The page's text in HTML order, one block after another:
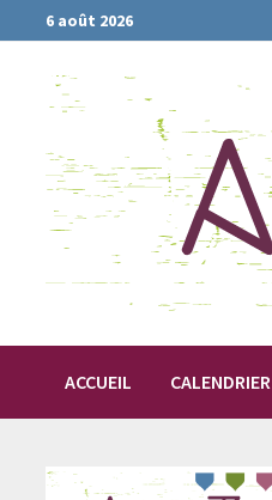
Passer
au
contenu
6 août 2026
ACCUEIL CALENDRIER